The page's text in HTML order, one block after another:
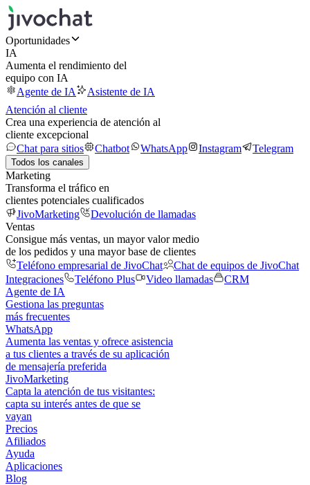
Oportunidades
IA
Aumenta el rendimiento del
equipo con IA
Agente de IA
Asistente de IA
Atención al cliente
Crea una experiencia de atención al
cliente excepcional
Chat para sitios
Chatbot WhatsApp Instagram Telegram
Todos los canales
Marketing
Transforma el tráfico en
clientes potenciales cualificados
JivoMarketing
Devolución de llamadas
Ventas
Consigue más ventas, un mayor valor medio
de los pedidos y una mayor base de clientes
Teléfono empresarial de JivoChat
Chat de equipos de JivoChat
Integraciones
Teléfono Plus Video llamadas
CRM
Agente de IA
Gestiona las preguntas
más frecuentes
WhatsApp
Aumenta las ventas y ofrece asistencia
a tus clientes a través de su aplicación
de mensajería preferida
JivoMarketing
Capta la atención de tus visitantes:
capta su interés antes de que se
vayan
Precios
Afiliados
Ayuda
Aplicaciones
Blog